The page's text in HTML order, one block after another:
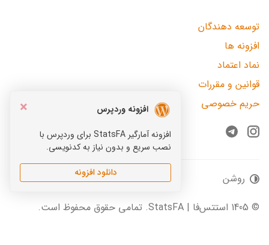
×
افزونه وردپرس
افزونه آمارگیر StatsFA برای وردپرس با
نصب سریع و بدون نیاز به کدنویسی.
دانلود افزونه
توسعه دهندگان
افزونه ها
نماد اعتماد
قوانین و مقررات
حریم خصوصی
Instagram
Telegram
© 1405 استتس‌فا | StatsFA. تمامی حقوق محفوظ است.
روشن